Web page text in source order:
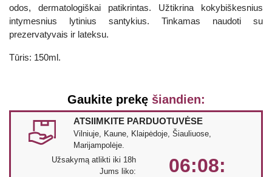
odos, dermatologiškai patikrintas. Užtikrina kokybiškesnius
intymesnius lytinius santykius. Tinkamas naudoti su
prezervatyvais ir lateksu.
Tūris: 150ml.
Gaukite prekę šiandien:
ATSIIMKITE PARDUOTUVĖSE
Vilniuje, Kaune, Klaipėdoje, Šiauliuose,
Marijampolėje.
Užsakymą atlikti iki 18h
Jums liko:
06:08: